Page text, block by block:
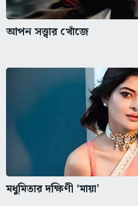
আপন সত্ত্বার খোঁজে
মধুমিতার দক্ষিণী ‘মায়া’